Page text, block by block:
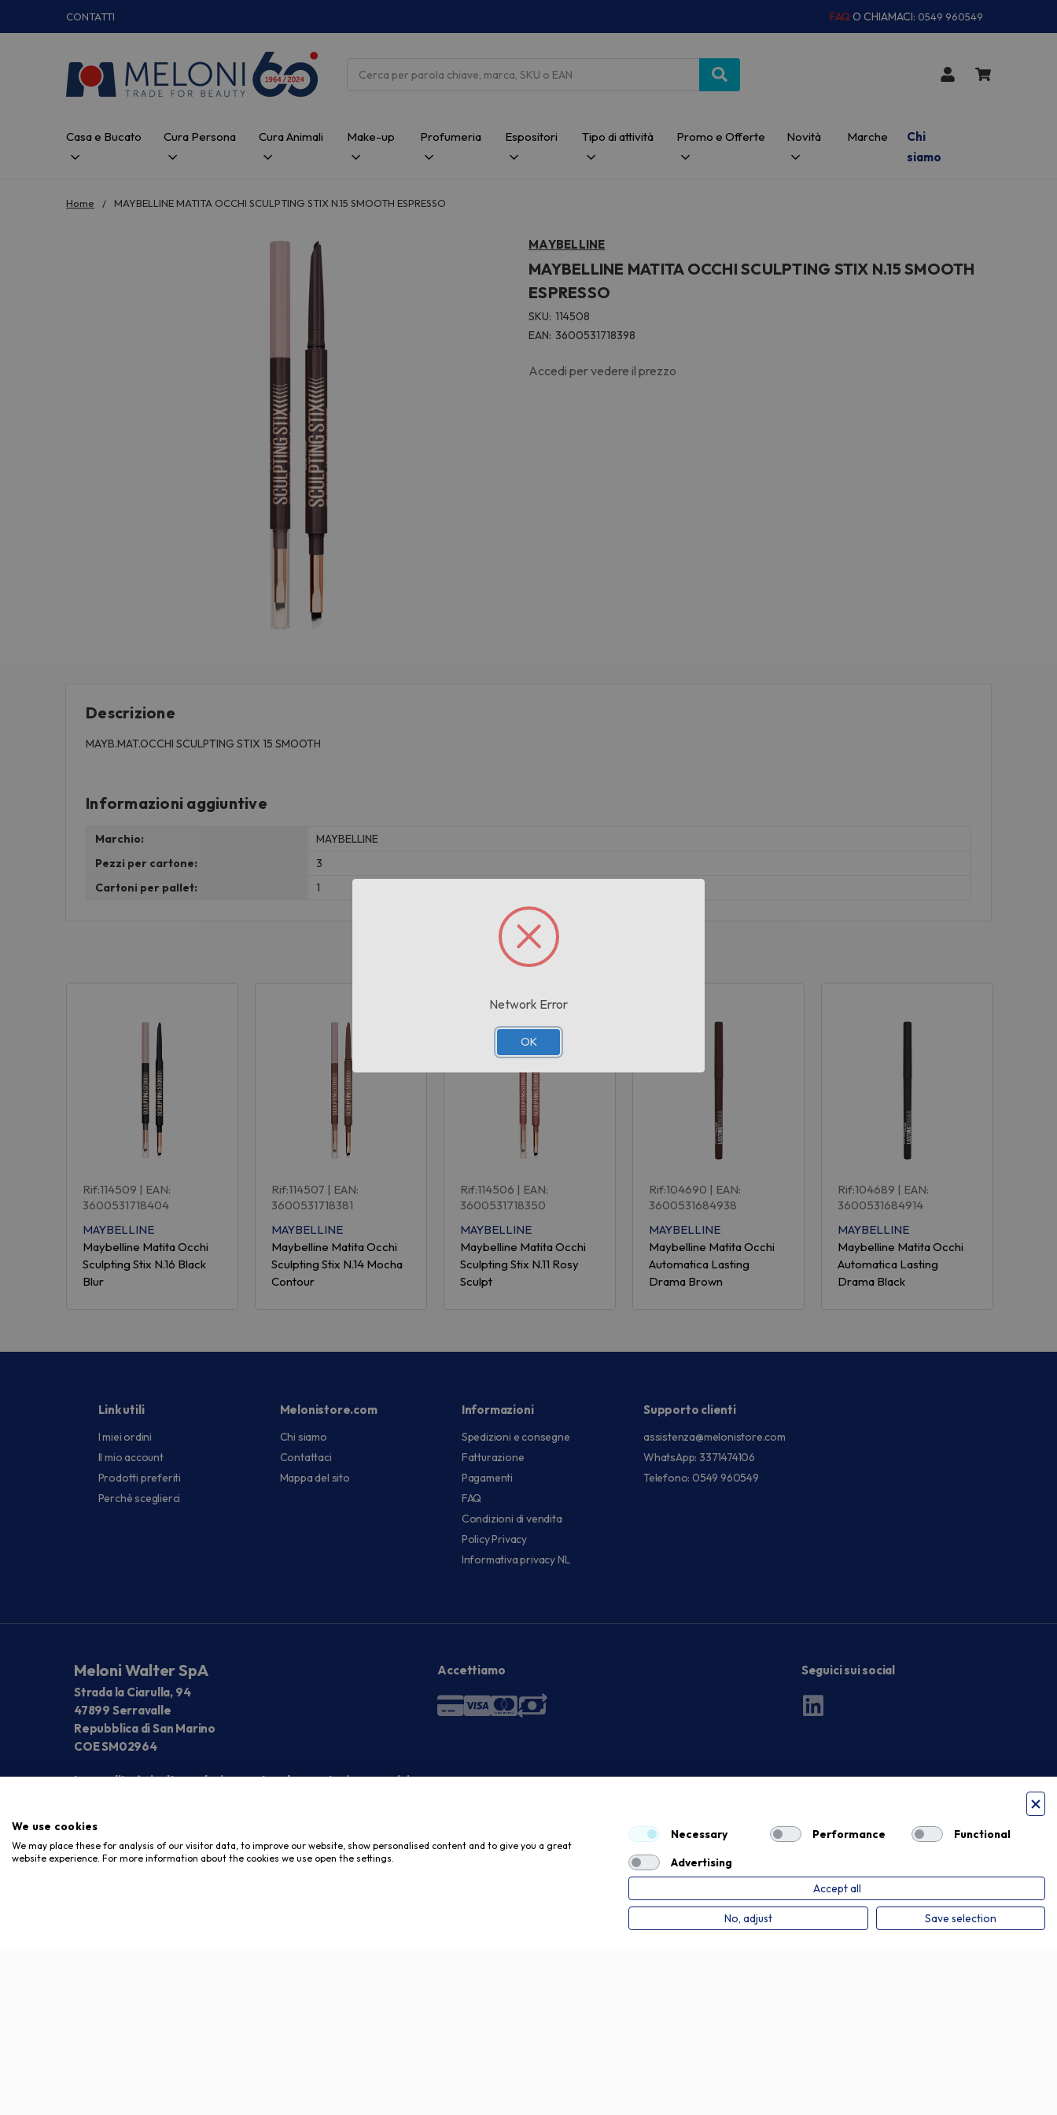
CONTATTI FAQ O CHIAMACI: 0549 960549
Casa e Bucato Cura Persona Cura Animali Make-up Profumeria Espositori Tipo di attività Promo e Offerte Novità Marche
Chi
siamo
Home MAYBELLINE MATITA OCCHI SCULPTING STIX N.15 SMOOTH ESPRESSO
MAYBELLINE
MAYBELLINE MATITA OCCHI SCULPTING STIX N.15 SMOOTH
ESPRESSO
SKU: 114508
EAN: 3600531718398
Accedi per vedere il prezzo
Descrizione
MAYB.MAT.OCCHI SCULPTING STIX 15 SMOOTH
Informazioni aggiuntive
Marchio:
MAYBELLINE
Pezzi per cartone:
3
Cartoni per pallet:
1
Prodotti correlati
Rif:114509 | EAN:
3600531718404
MAYBELLINE
Maybelline Matita Occhi
Sculpting Stix N.16 Black
Blur
Rif:114507 | EAN:
3600531718381
MAYBELLINE
Maybelline Matita Occhi
Sculpting Stix N.14 Mocha
Contour
Rif:114506 | EAN:
3600531718350
MAYBELLINE
Maybelline Matita Occhi
Sculpting Stix N.11 Rosy
Sculpt
Rif:104690 | EAN:
3600531684938
MAYBELLINE
Maybelline Matita Occhi
Automatica Lasting
Drama Brown
Rif:104689 | EAN:
3600531684914
MAYBELLINE
Maybelline Matita Occhi
Automatica Lasting
Drama Black
Link utili
I miei ordini
Il mio account
Prodotti preferiti
Perchè sceglierci
Melonistore.com
Chi siamo
Contattaci
Mappa del sito
Informazioni
Spedizioni e consegne
Fatturazione
Pagamenti
FAQ
Condizioni di vendita
Policy Privacy
Informativa privacy NL
Supporto clienti
assistenza@melonistore.com
WhatsApp: 3371474106
Telefono: 0549 960549
Meloni Walter SpA
Strada la Ciarulla, 94
47899 Serravalle
Repubblica di San Marino
COE SM02964
La vendita è rivolta esclusivamente ad operatori economici
Accettiamo Seguici sui social
Privacy Policy
We use cookies
We may place these for analysis of our visitor data, to improve our website, show personalised content and to give you a great
website experience. For more information about the cookies we use open the settings.
Necessary Performance
Functional
Advertising
Accept all
No, adjust Save selection
Network Error
OK